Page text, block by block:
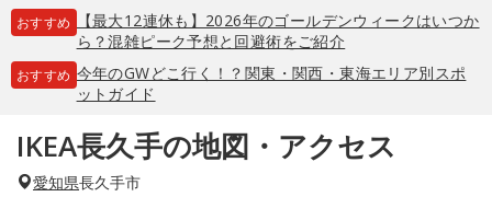
おすすめ
【最大12連休も】2026年のゴールデンウィークはいつか
ら？混雑ピーク予想と回避術をご紹介
おすすめ 今年のGWどこ行く！？関東・関西・東海エリア別スポ
ットガイド
IKEA長久手の地図・アクセス
愛知県長久手市